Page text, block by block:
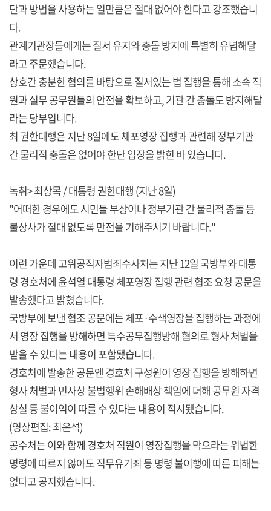
단과 방법을 사용하는 일만큼은 절대 없어야 한다고 강조했습니
다.
관계기관장들에게는 질서 유지와 충돌 방지에 특별히 유념해달
라고 주문했습니다.
상호간 충분한 협의를 바탕으로 질서있는 법 집행을 통해 소속 직
원과 실무 공무원들의 안전을 확보하고, 기관 간 충돌도 방지해달
라는 당부입니다.
최 권한대행은 지난 8일에도 체포영장 집행과 관련해 정부기관
간 물리적 충돌은 없어야 한단 입장을 밝힌 바 있습니다.
녹취> 최상목 / 대통령 권한대행 (지난 8일)
"어떠한 경우에도 시민들 부상이나 정부기관 간 물리적 충돌 등
불상사가 절대 없도록 만전을 기해주시기 바랍니다."
이런 가운데 고위공직자범죄수사처는 지난 12일 국방부와 대통
령 경호처에 윤석열 대통령 체포영장 집행 관련 협조 요청 공문을
발송했다고 밝혔습니다.
국방부에 보낸 협조 공문에는 체포·수색영장을 집행하는 과정에
서 영장 집행을 방해하면 특수공무집행방해 혐의로 형사 처벌을
받을 수 있다는 내용이 포함됐습니다.
경호처에 발송한 공문엔 경호처 구성원이 영장 집행을 방해하면
형사 처벌과 민사상 불법행위 손해배상 책임에 더해 공무원 자격
상실 등 불이익이 따를 수 있다는 내용이 적시됐습니다.
(영상편집: 최은석)
공수처는 이와 함께 경호처 직원이 영장집행을 막으라는 위법한
명령에 따르지 않아도 직무유기죄 등 명령 불이행에 따른 피해는
없다고 공지했습니다.